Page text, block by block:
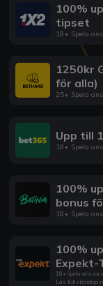
100%
tipset
18+ Spela
1250kr
för alla)
25+ Spela
Upp till
18+ Spela
100%
bonus
18+ Spela
100%
Expekt-
18+ Spela
Läs fullständiga